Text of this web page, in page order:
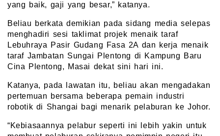
yang baik, gaji yang besar,” katanya.
Beliau berkata demikian pada sidang media selepas
menghadiri sesi taklimat projek menaik taraf
Lebuhraya Pasir Gudang Fasa 2A dan kerja menaik
taraf Jambatan Sungai Plentong di Kampung Baru
Cina Plentong, Masai dekat sini hari ini.
Katanya, pada lawatan itu, beliau akan mengadakan
pertemuan bersama beberapa pemain industri
robotik di Shangai bagi menarik pelaburan ke Johor.
“Kebiasaannya pelabur seperti ini lebih yakin untuk